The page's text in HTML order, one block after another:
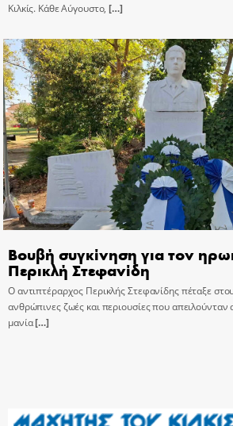
Κιλκίς. Κάθε Αύγουστο, […]
Βουβή συγκίνηση για τον
Περικλή Στεφανίδη
Ο αντιπτέραρχος Περικλής Στεφανίδης πέταξε
ανθρώπινες ζωές και περιουσίες που
μανία[…]